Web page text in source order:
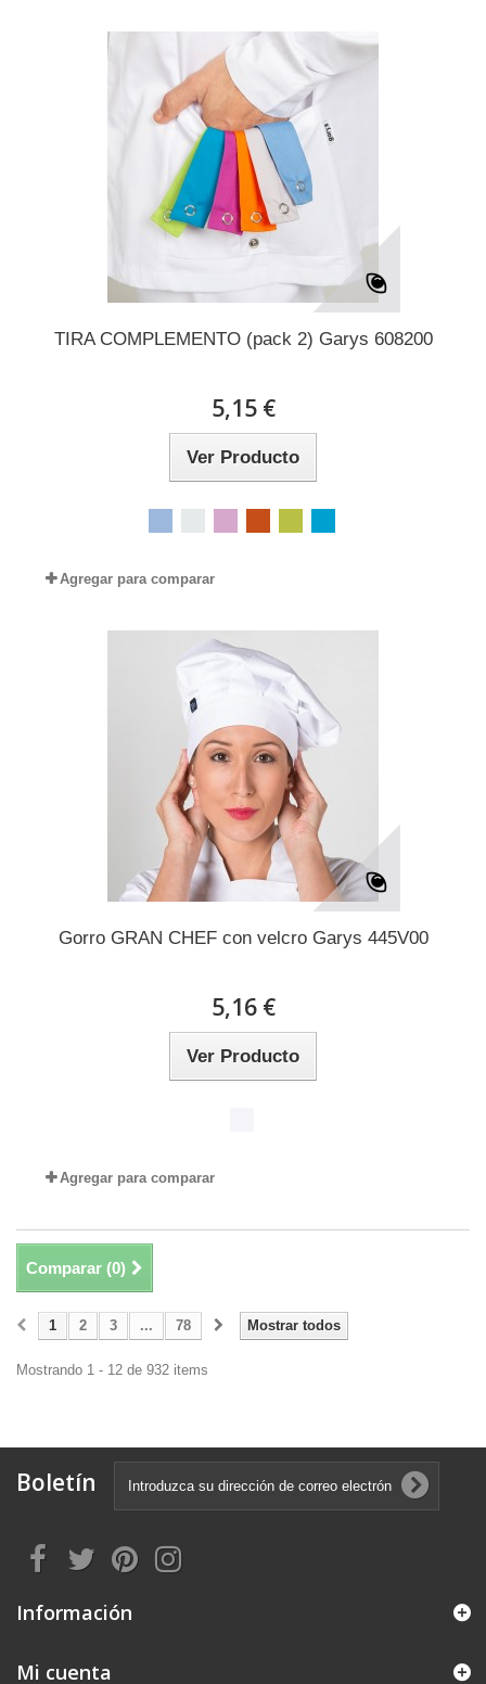
TIRA COMPLEMENTO (pack 2) Garys 608200
5,15 €
Ver Producto
Agregar para comparar
Gorro GRAN CHEF con velcro Garys 445V00
5,16 €
Ver Producto
Agregar para comparar
Comparar (0)
Mostrar todos
1 2 3 ... 78
Mostrando 1 - 12 de 932 items
Boletín
Información
Mi cuenta